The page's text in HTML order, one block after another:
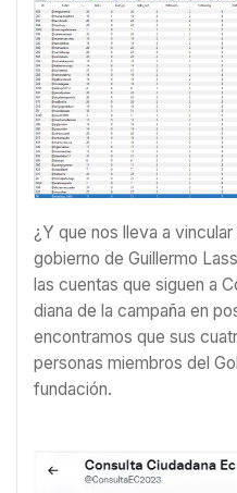
¿Y que nos lleva a
gobierno de Guillermo
las cuentas que siguen a
diana de la campaña en
encontramos que sus
personas miembros del
fundación.